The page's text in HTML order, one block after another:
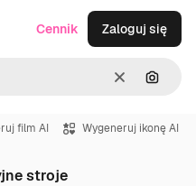
WyczyśćSzukaj
Cennik Zaloguj się
film AI Wygeneruj ikonę AI
stroje